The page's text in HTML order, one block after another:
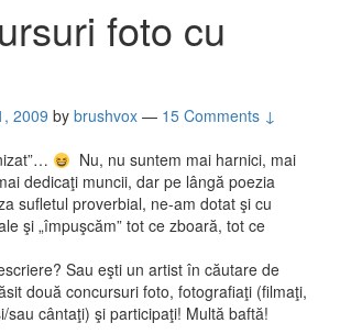
foto cu
2009 by brushvox — 15 Comments ↓
Nu, nu suntem mai harnici, mai
dedicaţi muncii, dar pe lângă poezia
sufletul proverbial, ne-am dotat şi cu
şi „împuşcăm” tot ce zboară, tot ce
Sau eşti un artist în căutare de
două concursuri foto, fotografiaţi (filmaţi,
sau cântaţi) şi participaţi! Multă baftă!